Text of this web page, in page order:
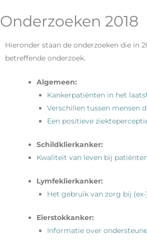
Onderzoeken 2018
Hieronder staan de onderzoeken die in
betreffende onderzoek.
Algemeen:
Kankerpatiënten in het
Verschillen tussen mensen
Een positieve
Schildklierkanker:
Kwaliteit van leven bij
Lymfeklierkanker:
Het gebruik van zorg bij
Eierstokkanker:
Informatie over